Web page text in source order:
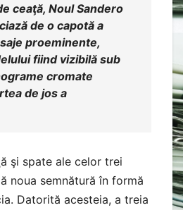
ceaţă, Noul Sandero
de o capotă a
proeminente,
fiind vizibilă sub
cromate
de jos a
şi spate ale celor trei
noua semnătură în formă
Datorită acesteia, a treia